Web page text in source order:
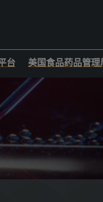
台 美国食品药品管